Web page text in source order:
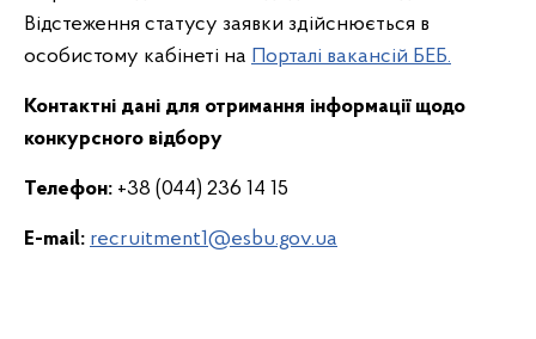
Відстеження статусу заявки здійснюється в
особистому кабінеті на Порталі вакансій БЕБ.
Контактні дані для отримання інформації щодо
конкурсного відбору
Телефон: +38 (044) 236 14 15
E-mail: recruitment1@esbu.gov.ua